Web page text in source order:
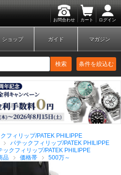
お問合わせ カート ログイン
ログイン
ドから探す
ショップ ガイド マガジン
検索 条件を絞込む
フィリップ/PATEK PHILIPPE
パテックフィリップ/PATEK PHILIPPE
ックフィリップ/PATEK PHILIPPE
品 価格帯 500万～